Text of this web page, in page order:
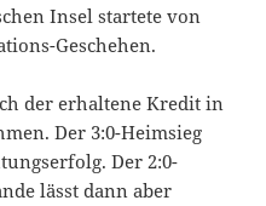
Insel startete von
Geschehen.
der erhaltene Kredit in
Der 3:0-Heimsieg
Der 2:0-
lässt dann aber